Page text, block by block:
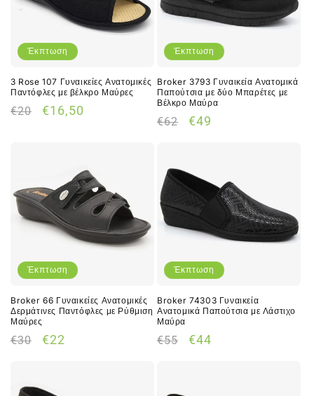
Έκπτωση
3 Rose 107 Γυναικείες Ανατομικές
Παντόφλες με βέλκρο Μαύρες
Κανονική
€20
Τιμή
€16,50
Έκπτωση
Broker 3793 Γυναικεία Ανατομικά
Παπούτσια με δύο Μπαρέτες με
Βέλκρο Μαύρα
Κανονική
€62
Τιμή
€49
Έκπτωση
Broker 66 Γυναικείες Ανατομικές
Δερμάτινες Παντόφλες με Ρύθμιση
Μαύρες
Κανονική
€30
Τιμή
€22
Έκπτωση
Broker 74303 Γυναικεία
Ανατομικά Παπούτσια με Λάστιχο
Μαύρα
Κανονική
€55
Τιμή
€44